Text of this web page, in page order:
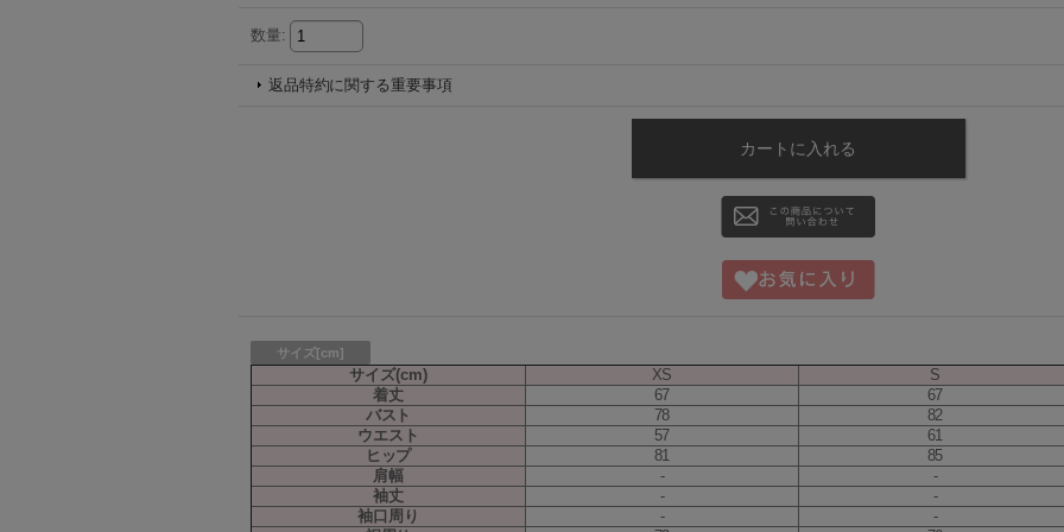
数量:
返品特約に関する重要事項
サイズ[cm]
サイズ(cm) XS S
着丈
67 67
バスト
78 82
ウエスト
57 61
ヒップ
81 85
肩幅
- -
袖丈
- -
袖口周り
- -